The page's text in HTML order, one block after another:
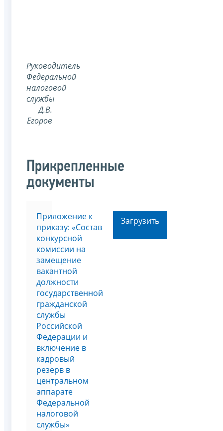
Руководитель
Федеральной
налоговой
службы
Д.В.
Егоров
Прикрепленные
документы
Приложение к
приказу: «Состав
конкурсной
комиссии на
замещение
вакантной
должности
государственной
гражданской
службы
Российской
Федерации и
включение в
кадровый
резерв в
центральном
аппарате
Федеральной
налоговой
службы»
Загрузить